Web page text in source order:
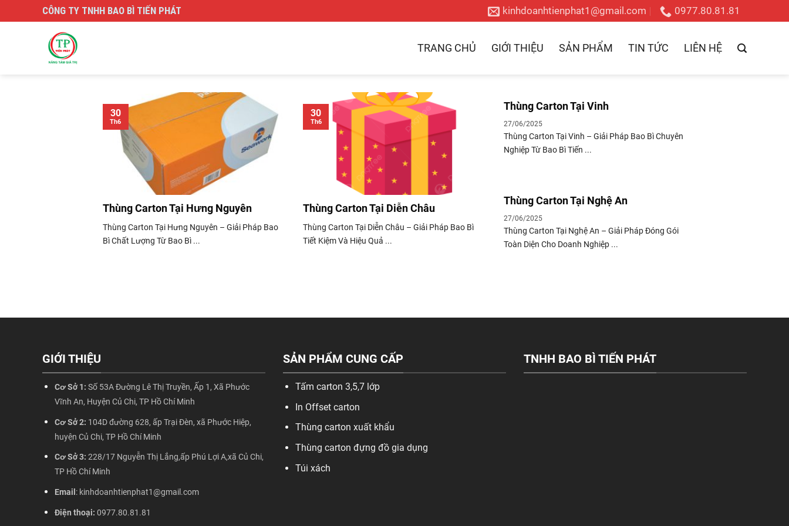
to
CÔNG TY TNHH BAO BÌ TIẾN PHÁT kinhdoanhtienphat1@gmail.com 0977.80.81.81
TRANG CHỦ GIỚI THIỆU SẢN PHẨM TIN TỨC LIÊN HỆ
Thùng Carton Tại Hưng Nguyên
Thùng Carton Tại Hưng Nguyên – Giải Pháp Bao
Bì Chất Lượng Từ Bao Bì ...
30
Th6
Thùng Carton Tại Diễn Châu
Thùng Carton Tại Diễn Châu – Giải Pháp Bao Bì
Tiết Kiệm Và Hiệu Quả ...
30
Th6
Thùng Carton Tại Vinh
27/06/2025
Thùng Carton Tại Vinh – Giải Pháp Bao Bì Chuyên
Nghiệp Từ Bao Bì Tiến ...
Thùng Carton Tại Nghệ An
27/06/2025
Thùng Carton Tại Nghệ An – Giải Pháp Đóng Gói
Toàn Diện Cho Doanh Nghiệp ...
GIỚI THIỆU
Cơ Sở 1: Số 53A Đường Lê Thị Truyền, Ấp 1, Xã Phước
Vĩnh An, Huyện Củ Chi, TP Hồ Chí Minh
Cơ Sở 2: 104D đường 628, ấp Trại Đèn, xã Phước Hiệp,
huyện Củ Chi, TP Hồ Chí Minh
Cơ Sở 3: 228/17 Nguyễn Thị Lắng,ấp Phú Lợi A,xã Củ Chi,
TP Hồ Chí Minh
Email : kinhdoanhtienphat1@gmail.com
Điện thoại: 0977.80.81.81
SẢN PHẨM CUNG CẤP
Tấm carton 3,5,7 lớp
In Offset carton
Thùng carton xuất khẩu
Thùng carton đựng đồ gia dụng
Túi xách
TNHH BAO BÌ TIẾN PHÁT